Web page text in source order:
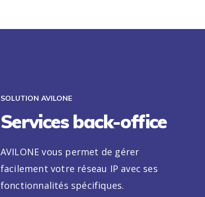
SOLUTION AVILONE
Services back-office
AVILONE vous permet de gérer
facilement votre réseau IP avec ses
fonctionnalités spécifiques.